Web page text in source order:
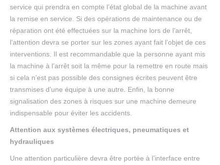
service qui prendra en compte l’état global de la machine avant
la remise en service. Si des opérations de maintenance ou de
réparation ont été effectuées sur la machine lors de l’arrêt,
l’attention devra se porter sur les zones ayant fait l’objet de ces
interventions. Il est recommandable que la personne ayant mis
la machine à l’arrêt soit la même pour la remettre en route mais
si cela n’est pas possible des consignes écrites peuvent être
transmises d’une équipe à une autre. Enfin, la bonne
signalisation des zones à risques sur une machine demeure
indispensable pour éviter les accidents.
Attention aux systèmes électriques, pneumatiques et
hydrauliques
Une attention particulière devra être portée à l’interface entre